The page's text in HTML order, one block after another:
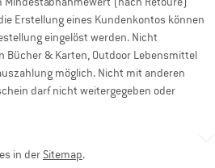
Erstellung eines Kundenkontos können
eingelöst werden. Nicht
Bücher & Karten, Outdoor Lebensmittel
möglich. Nicht mit anderen
darf nicht weitergegeben oder
in der Sitemap.